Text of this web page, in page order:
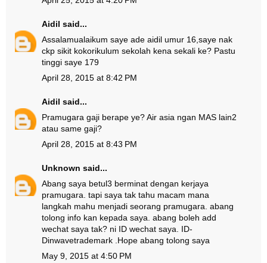
Aidil said...
Assalamualaikum saye ade aidil umur 16,saye nak
ckp sikit kokorikulum sekolah kena sekali ke? Pastu
tinggi saye 179
April 28, 2015 at 8:42 PM
Aidil said...
Pramugara gaji berape ye? Air asia ngan MAS lain2
atau same gaji?
April 28, 2015 at 8:43 PM
Unknown said...
Abang saya betul3 berminat dengan kerjaya
pramugara. tapi saya tak tahu macam mana
langkah mahu menjadi seorang pramugara. abang
tolong info kan kepada saya. abang boleh add
wechat saya tak? ni ID wechat saya. ID-
Dinwavetrademark .Hope abang tolong saya
May 9, 2015 at 4:50 PM